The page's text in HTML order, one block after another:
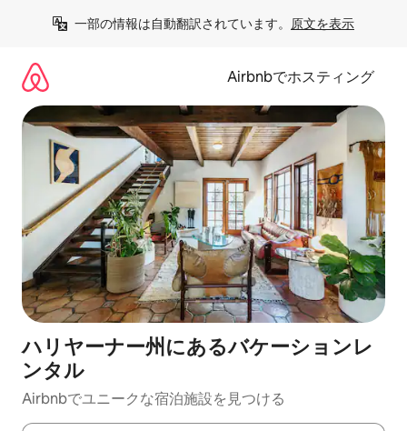
一部の情報は自動翻訳されています。 原文を表示
Airbnbでホスティング
ハリヤーナー州にあるバケーションレ
ンタル
Airbnbでユニークな宿泊施設を見つける